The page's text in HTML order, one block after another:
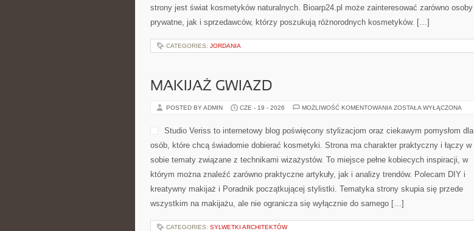
strony jest świat kosmetyków naturalnych. Bioarp24.pl może zainteresować zarówno osoby
prywatne, jak i sprzedawców, którzy poszukują różnorodnych kosmetyków. […]
CATEGORIES: JORDANIA
MAKIJAŻ GWIAZD
POSTED BY ADMIN CZE - 19 - 2026 MOŻLIWOŚĆ KOMENTOWANIA MAKIJAŻ
ZOSTAŁA WYŁĄCZONA
Studio Veriss to internetowy blog poświęcony stylizacjom oraz ciekawym pomysłom dla
osób, które chcą świadomie dobierać kosmetyki. Strona ma charakter praktyczny i łączy w
sobie tematy związane z technikami wizażystów. To miejsce pełne kobiecych inspiracji, w
którym można znaleźć zarówno praktyczne artykuły, jak i analizy trendów. Polecam DIY i
kreatywny makijaż i Poradnik początkującej stylistki. Tematyka strony skupia się przede
wszystkim na makijażu, ale nie ogranicza się wyłącznie do samego […]
CATEGORIES: SYLWETKI ARCHITEKTÓW